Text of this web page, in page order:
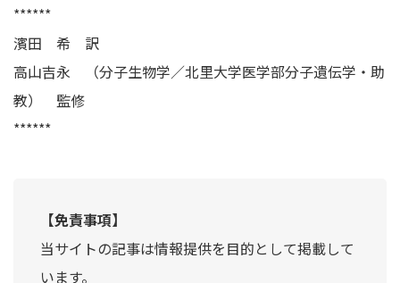
******
濱田 希 訳
高山吉永 （分子生物学／北里大学医学部分子遺伝学・助
教） 監修
******
【免責事項】
当サイトの記事は情報提供を目的として掲載して
います。